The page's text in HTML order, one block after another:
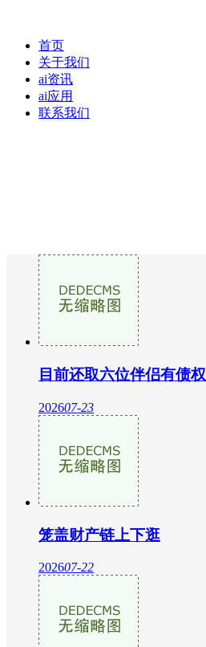
首页
关于我们
ai资讯
ai应用
联系我们
目前还取六位伴侣有债权
202607-23
笼盖财产链上下逛
202607-22